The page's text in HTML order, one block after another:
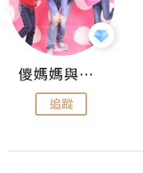
儍媽媽與兩隻小魔怪之家
追蹤